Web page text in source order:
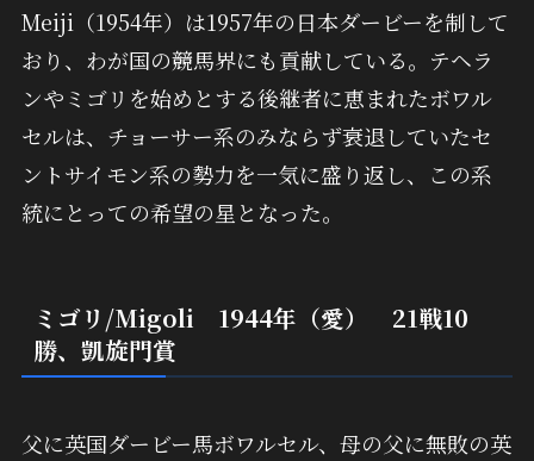
Meiji（1954年）は1957年の日本ダービーを制して
おり、わが国の競馬界にも貢献している。テヘラ
ンやミゴリを始めとする後継者に恵まれたボワル
セルは、チョーサー系のみならず衰退していたセ
ントサイモン系の勢力を一気に盛り返し、この系
統にとっての希望の星となった。
ミゴリ/Migoli 1944年（愛） 21戦10
勝、凱旋門賞
父に英国ダービー馬ボワルセル、母の父に無敗の英